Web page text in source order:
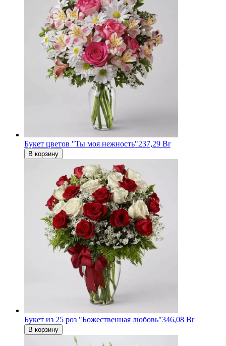
Букет цветов "Ты моя нежность"237,29 Br
В корзину
Букет из 25 роз "Божественная любовь"346,08 Br
В корзину